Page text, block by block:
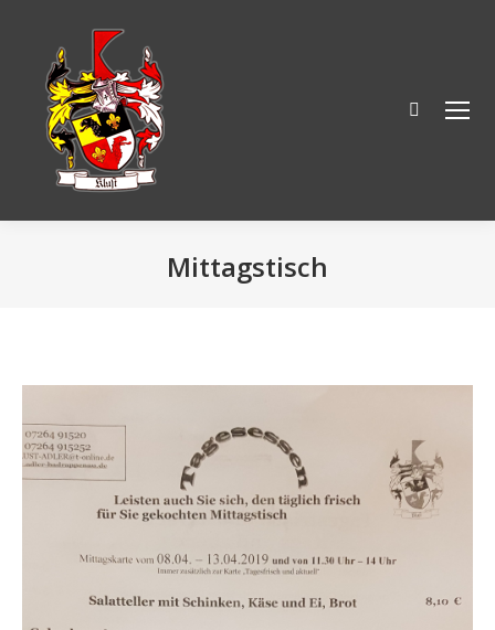
Search:
Mittagstisch